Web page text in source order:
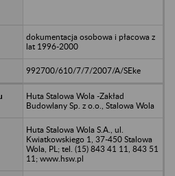
dokumentacja osobowa i płacowa z
lat 1996-2000
992700/610/7/7/2007/A/SEke
Huta Stalowa Wola -Zakład
Budowlany Sp. z o.o., Stalowa Wola
Huta Stalowa Wola S.A., ul.
Kwiatkowskiego 1, 37-450 Stalowa
Wola, PL; tel. (15) 843 41 11, 843 51
11; www.hsw.pl